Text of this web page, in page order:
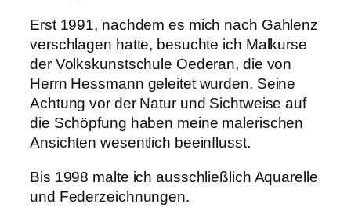
Erst 1991, nachdem es mich nach Gahlenz
verschlagen hatte, besuchte ich Malkurse
der Volkskunstschule Oederan, die von
Herrn Hessmann geleitet wurden. Seine
Achtung vor der Natur und Sichtweise auf
die Schöpfung haben meine malerischen
Ansichten wesentlich beeinflusst.
Bis 1998 malte ich ausschließlich Aquarelle
und Federzeichnungen.